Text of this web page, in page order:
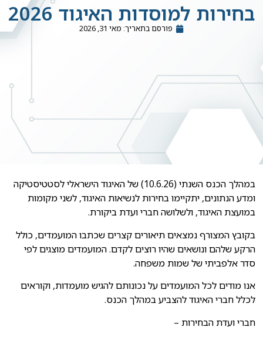
בחירות למוסדות האיגוד 2026
פורסם בתאריך: מאי 31, 2026
במהלך הכנס השנתי (10.6.26) של האיגוד הישראלי לסטטיסטיקה
ומדע הנתונים, יתקיימו בחירות לנשיאות האיגוד, לשני מקומות
במועצת האיגוד, ולשלושה חברי ועדת ביקורת.
בקובץ המצורף נמצאים תיאורים קצרים שכתבו המועמדים, כולל
הרקע שלהם ונושאים שהיו רוצים לקדם. המועמדים מוצגים לפי
סדר אלפביתי של שמות משפחה.
אנו מודים לכל המועמדים על נכונותם להגיש מועמדות, וקוראים
לכלל חברי האיגוד להצביע במהלך הכנס.
חברי ועדת הבחירות –